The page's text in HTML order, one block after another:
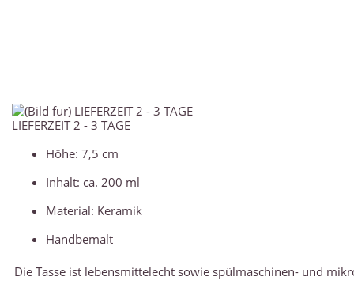
LIEFERZEIT 2 - 3 TAGE
Höhe: 7,5 cm
Inhalt: ca. 200 ml
Material: Keramik
Handbemalt
Die Tasse ist lebensmittelecht sowie spülmaschinen- und